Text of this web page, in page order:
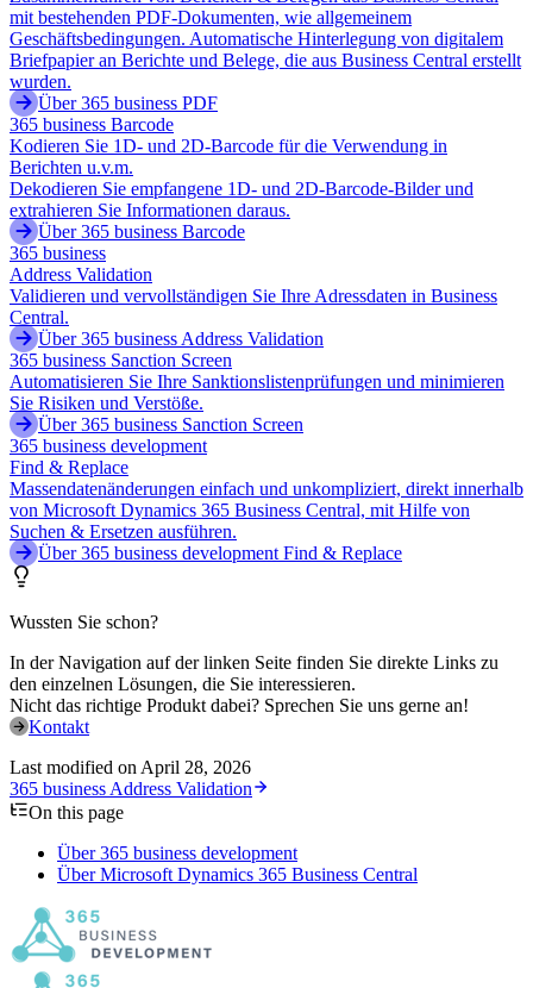
mit bestehenden PDF-Dokumenten, wie allgemeinem
Geschäftsbedingungen. Automatische Hinterlegung von digitalem
Briefpapier an Berichte und Belege, die aus Business Central erstellt
wurden.
Über 365 business PDF
365 business Barcode
Kodieren Sie 1D- und 2D-Barcode für die Verwendung in
Berichten u.v.m.
Dekodieren Sie empfangene 1D- und 2D-Barcode-Bilder und
extrahieren Sie Informationen daraus.
Über 365 business Barcode
365 business
Address Validation
Validieren und vervollständigen Sie Ihre Adressdaten in Business
Central.
Über 365 business Address Validation
365 business Sanction Screen
Automatisieren Sie Ihre Sanktionslistenprüfungen und minimieren
Sie Risiken und Verstöße.
Über 365 business Sanction Screen
365 business development
Find & Replace
Massendatenänderungen einfach und unkompliziert, direkt innerhalb
von Microsoft Dynamics 365 Business Central, mit Hilfe von
Suchen & Ersetzen ausführen.
Über 365 business development Find & Replace
Wussten Sie schon?
In der Navigation auf der linken Seite finden Sie direkte Links zu
den einzelnen Lösungen, die Sie interessieren.
Nicht das richtige Produkt dabei? Sprechen Sie uns gerne an!
Kontakt
Last modified on April 28, 2026
365 business Address Validation
On this page
Über 365 business development
Über Microsoft Dynamics 365 Business Central